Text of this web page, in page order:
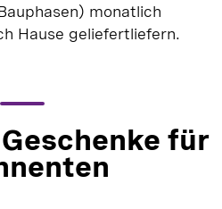
monatlich
Hause geliefertliefern.
für